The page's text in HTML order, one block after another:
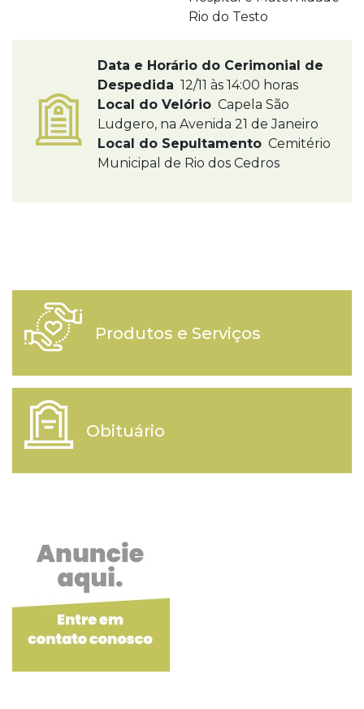
Rio do Testo
Data e Horário do Cerimonial de
Despedida 12/11 às 14:00 horas
Local do Velório Capela São
Ludgero, na Avenida 21 de Janeiro
Local do Sepultamento Cemitério
Municipal de Rio dos Cedros
Produtos e Serviços
Obituário